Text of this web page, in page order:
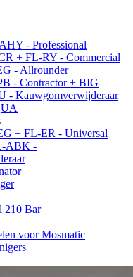
- Professional
+ FL-RY - Commercial
- Allrounder
- Contractor + BIG
- Kauwgomverwijderaar
+ FL-ER - Universal
ABK -
210 Bar
voor Mosmatic